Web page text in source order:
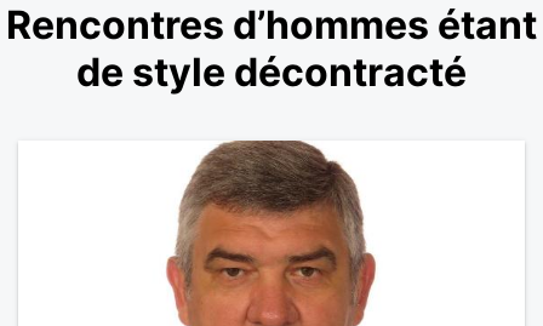
Rencontres d’hommes étant
de style décontracté